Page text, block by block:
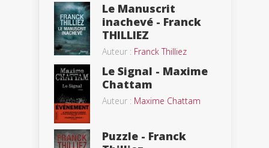
Le Manuscrit
inachevé - Franck
THILLIEZ
Auteur : Franck Thilliez
Le Signal - Maxime
Chattam
Auteur : Maxime Chattam
Puzzle - Franck